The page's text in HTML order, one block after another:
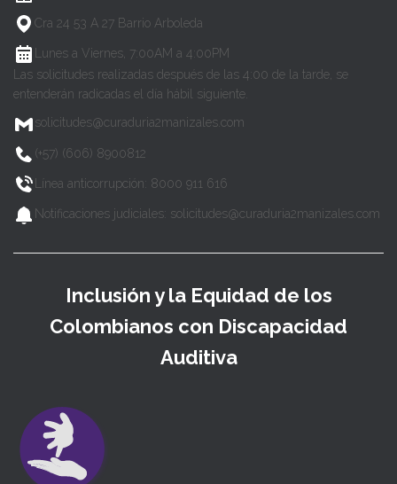
Cra 24 53 A 27 Barrio Arboleda
Lunes a Viernes, 7:00AM a 4:00PM
Las solicitudes realizadas después de las 4:00 de la tarde, se
entenderán radicadas el día hábil siguiente.
solicitudes@curaduria2manizales.com
(+57) (606) 8900812
Línea anticorrupción: 8000 911 616
Notificaciones judiciales: solicitudes@curaduria2manizales.com
Inclusión y la Equidad de los
Colombianos con Discapacidad
Auditiva